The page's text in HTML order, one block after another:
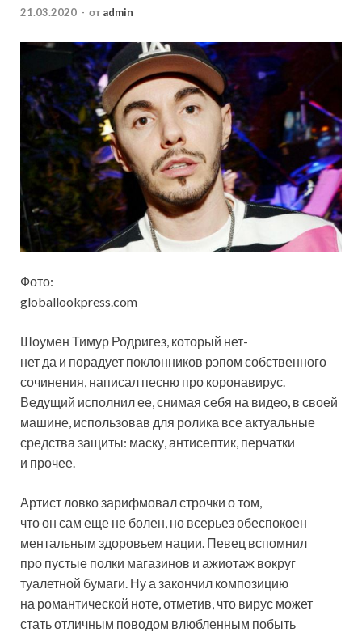
21.03.2020 - от admin
Фото:
globallookpress.com
Шоумен Тимур Родригез, который нет-
нет да и порадует поклонников рэпом собственного
сочинения, написал песню про коронавирус.
Ведущий исполнил ее, снимая себя на видео, в своей
машине, использовав для ролика все актуальные
средства защиты: маску, антисептик, перчатки
и прочее.
Артист ловко зарифмовал строчки о том,
что он сам еще не болен, но всерьез обеспокоен
ментальным здоровьем нации. Певец вспомнил
про пустые полки магазинов и ажиотаж вокруг
туалетной бумаги. Ну а закончил композицию
на романтической ноте, отметив, что вирус может
стать отличным поводом влюбленным побыть